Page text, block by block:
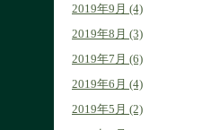
2019年9月 (4)
2019年8月 (3)
2019年7月 (6)
2019年6月 (4)
2019年5月 (2)